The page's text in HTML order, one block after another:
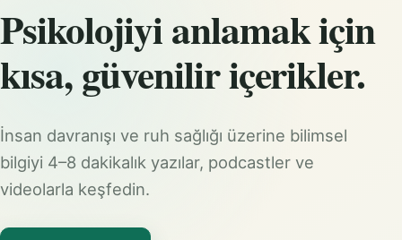
Psikolojiyi anlamak için
kısa, güvenilir içerikler.
İnsan davranışı ve ruh sağlığı üzerine bilimsel
bilgiyi 4–8 dakikalık yazılar, podcastler ve
videolarla keşfedin.